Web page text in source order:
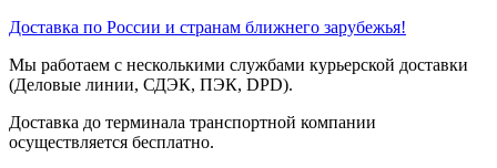
Доставка по России и странам ближнего зарубежья!
Мы работаем с несколькими службами курьерской доставки
(Деловые линии, СДЭК, ПЭК, DPD).
Доставка до терминала транспортной компании
осуществляется бесплатно.